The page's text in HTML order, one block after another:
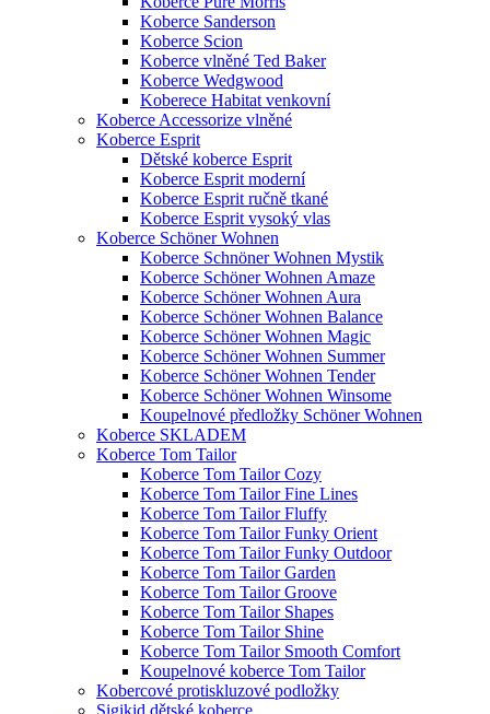
Koberce Sanderson
Koberce Scion
Koberce vlněné Ted Baker
Koberce Wedgwood
Koberece Habitat venkovní
Koberce Accessorize vlněné
Koberce Esprit
Dětské koberce Esprit
Koberce Esprit moderní
Koberce Esprit ručně tkané
Koberce Esprit vysoký vlas
Koberce Schöner Wohnen
Koberce Schnöner Wohnen Mystik
Koberce Schöner Wohnen Amaze
Koberce Schöner Wohnen Aura
Koberce Schöner Wohnen Balance
Koberce Schöner Wohnen Magic
Koberce Schöner Wohnen Summer
Koberce Schöner Wohnen Tender
Koberce Schöner Wohnen Winsome
Koupelnové předložky Schöner Wohnen
Koberce SKLADEM
Koberce Tom Tailor
Koberce Tom Tailor Cozy
Koberce Tom Tailor Fine Lines
Koberce Tom Tailor Fluffy
Koberce Tom Tailor Funky Orient
Koberce Tom Tailor Funky Outdoor
Koberce Tom Tailor Garden
Koberce Tom Tailor Groove
Koberce Tom Tailor Shapes
Koberce Tom Tailor Shine
Koberce Tom Tailor Smooth Comfort
Koupelnové koberce Tom Tailor
Kobercové protiskluzové podložky
Sigikid dětské koberce